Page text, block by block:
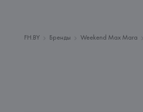
FH.BY Бренды Weekend Max Mara